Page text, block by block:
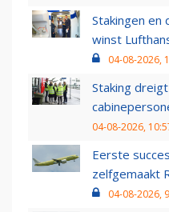
Stakingen en
winst
04-08-2026,
Staking
04-08-2026,
Eerste
zelfgemaakt
04-08-2026,